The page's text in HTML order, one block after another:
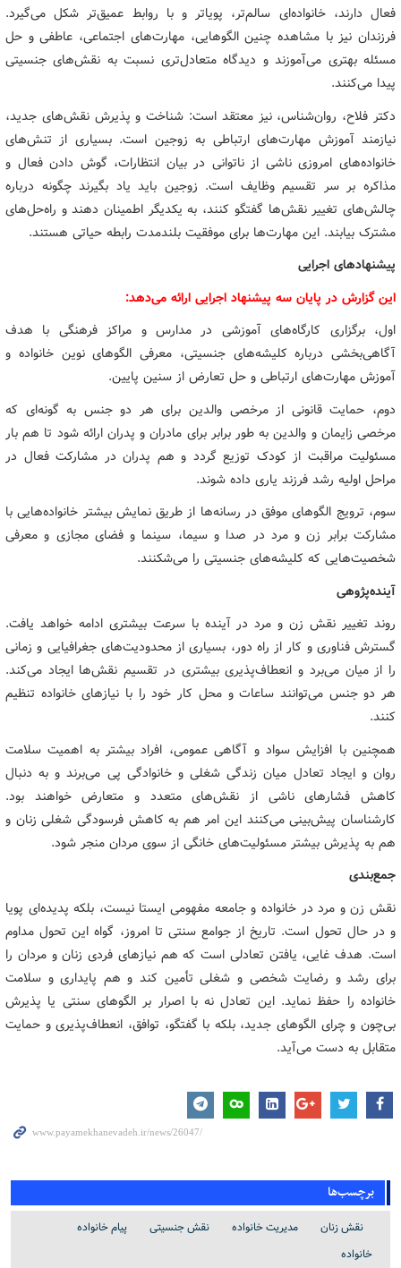
فعال دارند، خانواده‌ای سالم‌تر، پویاتر و با روابط عمیق‌تر شکل می‌گیرد.
فرزندان نیز با مشاهده چنین الگوهایی، مهارت‌های اجتماعی، عاطفی و حل
مسئله بهتری می‌آموزند و دیدگاه متعادل‌تری نسبت به نقش‌های جنسیتی
پیدا می‌کنند.
دکتر فلاح، روان‌شناس، نیز معتقد است: شناخت و پذیرش نقش‌های جدید،
نیازمند آموزش مهارت‌های ارتباطی به زوجین است. بسیاری از تنش‌های
خانواده‌های امروزی ناشی از ناتوانی در بیان انتظارات، گوش دادن فعال و
مذاکره بر سر تقسیم وظایف است. زوجین باید یاد بگیرند چگونه درباره
چالش‌های تغییر نقش‌ها گفتگو کنند، به یکدیگر اطمینان دهند و راه‌حل‌های
مشترک بیابند. این مهارت‌ها برای موفقیت بلندمدت رابطه حیاتی هستند.
پیشنهادهای اجرایی
این گزارش در پایان سه پیشنهاد اجرایی ارائه می‌دهد:
اول، برگزاری کارگاه‌های آموزشی در مدارس و مراکز فرهنگی با هدف
آگاهی‌بخشی درباره کلیشه‌های جنسیتی، معرفی الگوهای نوین خانواده و
آموزش مهارت‌های ارتباطی و حل تعارض از سنین پایین.
دوم، حمایت قانونی از مرخصی والدین برای هر دو جنس به گونه‌ای که
مرخصی زایمان و والدین به طور برابر برای مادران و پدران ارائه شود تا هم بار
مسئولیت مراقبت از کودک توزیع گردد و هم پدران در مشارکت فعال در
مراحل اولیه رشد فرزند یاری داده شوند.
سوم، ترویج الگوهای موفق در رسانه‌ها از طریق نمایش بیشتر خانواده‌هایی با
مشارکت برابر زن و مرد در صدا و سیما، سینما و فضای مجازی و معرفی
شخصیت‌هایی که کلیشه‌های جنسیتی را می‌شکنند.
آینده‌پژوهی
روند تغییر نقش زن و مرد در آینده با سرعت بیشتری ادامه خواهد یافت.
گسترش فناوری و کار از راه دور، بسیاری از محدودیت‌های جغرافیایی و زمانی
را از میان می‌برد و انعطاف‌پذیری بیشتری در تقسیم نقش‌ها ایجاد می‌کند.
هر دو جنس می‌توانند ساعات و محل کار خود را با نیازهای خانواده تنظیم
کنند.
همچنین با افزایش سواد و آگاهی عمومی، افراد بیشتر به اهمیت سلامت
روان و ایجاد تعادل میان زندگی شغلی و خانوادگی پی می‌برند و به دنبال
کاهش فشارهای ناشی از نقش‌های متعدد و متعارض خواهند بود.
کارشناسان پیش‌بینی می‌کنند این امر هم به کاهش فرسودگی شغلی زنان و
هم به پذیرش بیشتر مسئولیت‌های خانگی از سوی مردان منجر شود.
جمع‌بندی
نقش زن و مرد در خانواده و جامعه مفهومی ایستا نیست، بلکه پدیده‌ای پویا
و در حال تحول است. تاریخ از جوامع سنتی تا امروز، گواه این تحول مداوم
است. هدف غایی، یافتن تعادلی است که هم نیازهای فردی زنان و مردان را
برای رشد و رضایت شخصی و شغلی تأمین کند و هم پایداری و سلامت
خانواده را حفظ نماید. این تعادل نه با اصرار بر الگوهای سنتی یا پذیرش
بی‌چون و چرای الگوهای جدید، بلکه با گفتگو، توافق، انعطاف‌پذیری و حمایت
متقابل به دست می‌آید.
برچسب‌ها
نقش زنان مدیریت خانواده نقش جنسیتی
پیام خانواده
خانواده